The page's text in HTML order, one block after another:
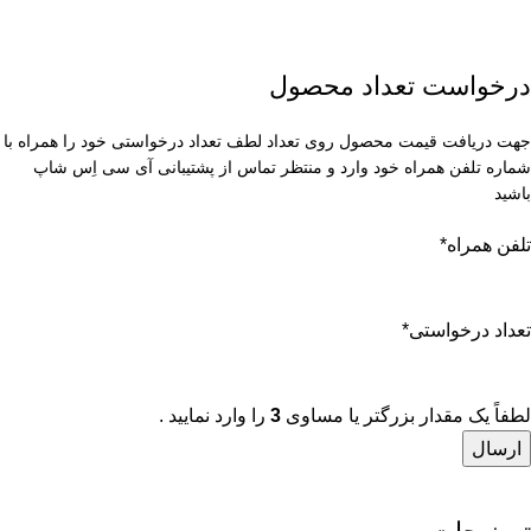
درخواست تعداد محصول
جهت دریافت قیمت محصول روی تعداد لطف تعداد درخواستی خود را همراه با
شماره تلفن همراه خود وارد و منتظر تماس از پشتیبانی آی سی اِس شاپ
باشید
تلفن همراه*
تعداد درخواستی*
لطفاً یک مقدار بزرگتر یا مساوی 3 را وارد نمایید .